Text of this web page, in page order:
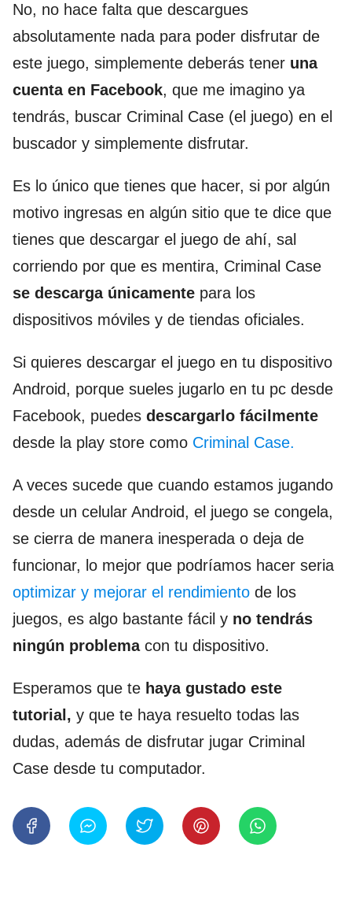
No, no hace falta que descargues
absolutamente nada para poder disfrutar de
este juego, simplemente deberás tener una
cuenta en Facebook, que me imagino ya
tendrás, buscar Criminal Case (el juego) en el
buscador y simplemente disfrutar.
Es lo único que tienes que hacer, si por algún
motivo ingresas en algún sitio que te dice que
tienes que descargar el juego de ahí, sal
corriendo por que es mentira, Criminal Case
se descarga únicamente para los
dispositivos móviles y de tiendas oficiales.
Si quieres descargar el juego en tu dispositivo
Android, porque sueles jugarlo en tu pc desde
Facebook, puedes descargarlo fácilmente
desde la play store como Criminal Case.
A veces sucede que cuando estamos jugando
desde un celular Android, el juego se congela,
se cierra de manera inesperada o deja de
funcionar, lo mejor que podríamos hacer seria
optimizar y mejorar el rendimiento de los
juegos, es algo bastante fácil y no tendrás
ningún problemacon tu dispositivo.
Esperamos que te haya gustado este
tutorial, y que te haya resuelto todas las
dudas, además de disfrutar jugar Criminal
Case desde tu computador.